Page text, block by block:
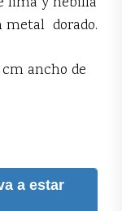
metal dorado.
ancho de
a estar